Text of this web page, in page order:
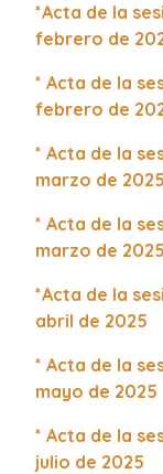
*Acta de la
febrero de
* Acta de la
febrero de
* Acta de la
marzo de 2025
* Acta de la
marzo de 2025
*Acta de la
abril de 2025
* Acta de la
mayo de 2025
* Acta de la
julio de 2025